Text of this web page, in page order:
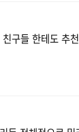
구들 한테도 추